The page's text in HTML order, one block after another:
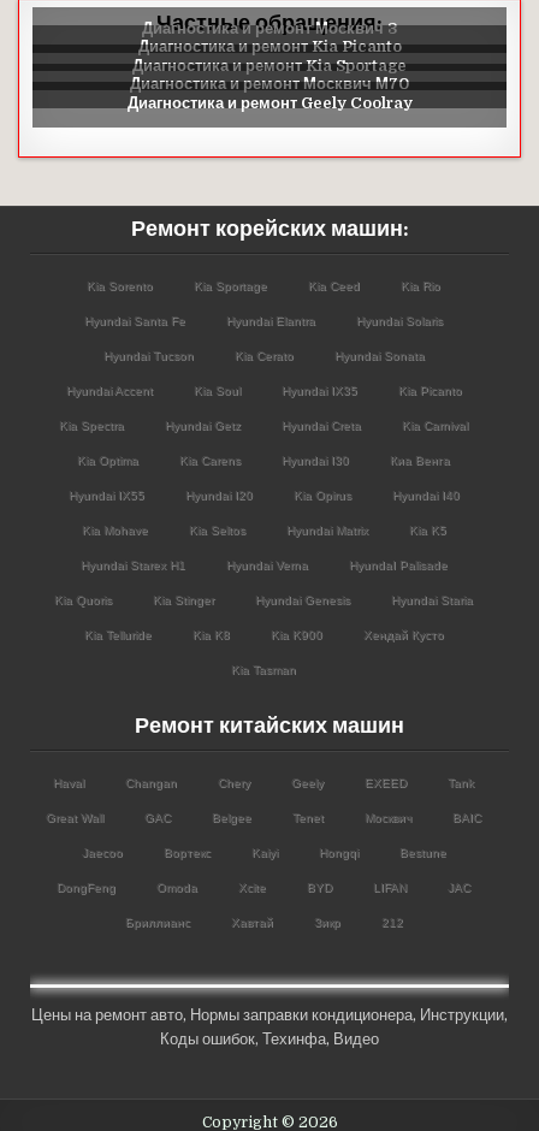
Частные обращения:
Ремонт корейских машин:
Kia Sorento Kia Sportage Kia Ceed Kia Rio
Hyundai Santa Fe Hyundai Elantra Hyundai Solaris
Hyundai Tucson Kia Cerato Hyundai Sonata
Hyundai Accent Kia Soul Hyundai IX35 Kia Picanto
Kia Spectra Hyundai Getz Hyundai Creta Kia Carnival
Kia Optima Kia Carens Hyundai I30 Киа Венга
Hyundai IX55 Hyundai I20 Kia Opirus Hyundai I40
Kia Mohave Kia Seltos Hyundai Matrix Kia K5
Hyundai Starex H1 Hyundai Verna HyundaI Palisade
Kia Quoris Kia Stinger Hyundai Genesis Hyundai Staria
Kia Telluride Kia K8 Kia K900 Хендай Кусто
Kia Tasman
Ремонт китайских машин
Haval Changan Chery Geely EXEED Tank
Great Wall GAC Belgee Tenet Москвич BAIC
Jaecoo Вортекс Kaiyi Hongqi Bestune
DongFeng Omoda Xcite BYD LIFAN JAC
Бриллианс Хавтай Зикр 212
Цены на ремонт авто, Нормы заправки кондиционера, Инструкции,
Коды ошибок, Техинфа, Видео
Copyright © 2026